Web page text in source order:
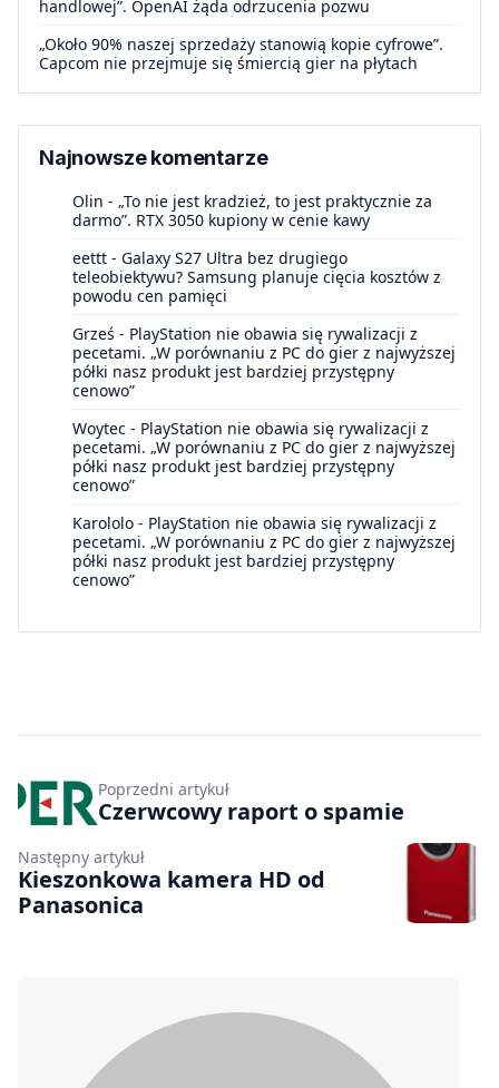
handlowej”. OpenAI żąda odrzucenia pozwu
„Około 90% naszej sprzedaży stanowią kopie cyfrowe”.
Capcom nie przejmuje się śmiercią gier na płytach
Najnowsze komentarze
Olin - „To nie jest kradzież, to jest praktycznie za
darmo”. RTX 3050 kupiony w cenie kawy
eettt - Galaxy S27 Ultra bez drugiego
teleobiektywu? Samsung planuje cięcia kosztów z
powodu cen pamięci
Grześ - PlayStation nie obawia się rywalizacji z
pecetami. „W porównaniu z PC do gier z najwyższej
półki nasz produkt jest bardziej przystępny
cenowo”
Woytec - PlayStation nie obawia się rywalizacji z
pecetami. „W porównaniu z PC do gier z najwyższej
półki nasz produkt jest bardziej przystępny
cenowo”
Karololo - PlayStation nie obawia się rywalizacji z
pecetami. „W porównaniu z PC do gier z najwyższej
półki nasz produkt jest bardziej przystępny
cenowo”
Poprzedni artykuł
Czerwcowy raport o spamie
Następny artykuł
Kieszonkowa kamera HD od
Panasonica